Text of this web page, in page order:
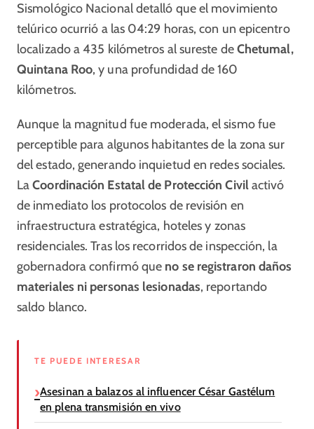
Sismológico Nacional detalló que el movimiento
telúrico ocurrió a las 04:29 horas, con un epicentro
localizado a 435 kilómetros al sureste deChetumal,
Quintana Roo, y una profundidad de 160
kilómetros.
Aunque la magnitud fue moderada, el sismo fue
perceptible para algunos habitantes de la zona sur
del estado, generando inquietud en redes sociales.
LaCoordinación Estatal de Protección Civilactivó
de inmediato los protocolos de revisión en
infraestructura estratégica, hoteles y zonas
residenciales. Tras los recorridos de inspección, la
gobernadora confirmó que no se registraron daños
materiales ni personas lesionadas, reportando
saldo blanco.
TE PUEDE INTERESAR
Asesinan a balazos al influencer César Gastélum
en plena transmisión en vivo